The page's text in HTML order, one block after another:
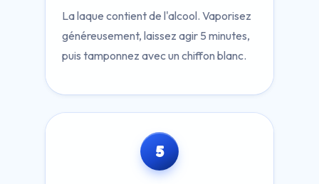
La laque contient de l'alcool. Vaporisez
généreusement, laissez agir 5 minutes,
puis tamponnez avec un chiffon blanc.
5